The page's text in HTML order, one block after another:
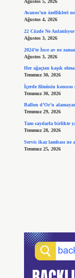
Ağustos 5, 2026
Avanos’un özellikleri
Ağustos 4, 2026
22 Cüzde Ne
Ağustos 3, 2026
2024’te İnce av ne
Ağustos 3, 2026
Her ağaçtan kaşık
Temmuz 30, 2026
İçerde filminin konusu
Temmuz 30, 2026
Ballon d’Or’u
Temmuz 29, 2026
Tam sayılarla birlikte
Temmuz 28, 2026
Servis ikaz lambası ne
Temmuz 25, 2026